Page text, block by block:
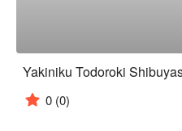
Yakiniku Todoroki
0 (0)